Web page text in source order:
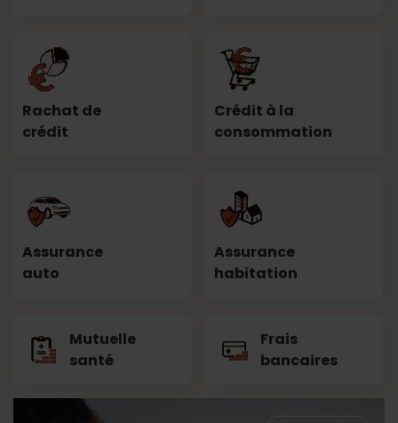
Rachat de
crédit
Crédit à la
consommation
Assurance
auto
Assurance
habitation
Mutuelle
santé
Frais
bancaires